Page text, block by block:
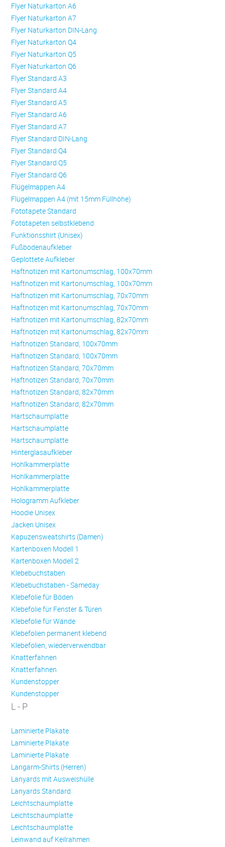
Flyer Naturkarton A6
Flyer Naturkarton A7
Flyer Naturkarton DIN-Lang
Flyer Naturkarton Q4
Flyer Naturkarton Q5
Flyer Naturkarton Q6
Flyer Standard A3
Flyer Standard A4
Flyer Standard A5
Flyer Standard A6
Flyer Standard A7
Flyer Standard DIN-Lang
Flyer Standard Q4
Flyer Standard Q5
Flyer Standard Q6
Flügelmappen A4
Flügelmappen A4 (mit 15mm Füllhöhe)
Fototapete Standard
Fototapeten selbstklebend
Funktionsshirt (Unisex)
Fußbodenaufkleber
Geplottete Aufkleber
Haftnotizen mit Kartonumschlag, 100x70mm
Haftnotizen mit Kartonumschlag, 100x70mm
Haftnotizen mit Kartonumschlag, 70x70mm
Haftnotizen mit Kartonumschlag, 70x70mm
Haftnotizen mit Kartonumschlag, 82x70mm
Haftnotizen mit Kartonumschlag, 82x70mm
Haftnotizen Standard, 100x70mm
Haftnotizen Standard, 100x70mm
Haftnotizen Standard, 70x70mm
Haftnotizen Standard, 70x70mm
Haftnotizen Standard, 82x70mm
Haftnotizen Standard, 82x70mm
Hartschaumplatte
Hartschaumplatte
Hartschaumplatte
Hinterglasaufkleber
Hohlkammerplatte
Hohlkammerplatte
Hohlkammerplatte
Hologramm Aufkleber
Hoodie Unisex
Jacken Unisex
Kapuzensweatshirts (Damen)
Kartenboxen Modell 1
Kartenboxen Modell 2
Klebebuchstaben
Klebebuchstaben - Sameday
Klebefolie für Böden
Klebefolie für Fenster & Türen
Klebefolie für Wände
Klebefolien permanent klebend
Klebefolien, wiederverwendbar
Knatterfahnen
Knatterfahnen
Kundenstopper
Kundenstopper
L - P
Laminierte Plakate
Laminierte Plakate
Laminierte Plakate
Langarm-Shirts (Herren)
Lanyards mit Ausweishülle
Lanyards Standard
Leichtschaumplatte
Leichtschaumplatte
Leichtschaumplatte
Leinwand auf Keilrahmen